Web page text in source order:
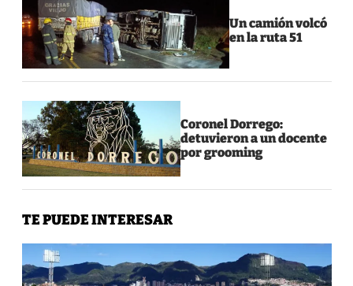
Un camión volcó
en la ruta 51
Coronel Dorrego:
detuvieron a un docente
por grooming
TE PUEDE INTERESAR